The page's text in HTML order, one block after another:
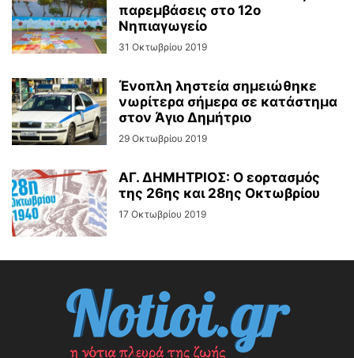
παρεμβάσεις στο 12ο
Νηπιαγωγείο
31 Οκτωβρίου 2019
Ένοπλη ληστεία σημειώθηκε
νωρίτερα σήμερα σε κατάστημα
στον Άγιο Δημήτριο
29 Οκτωβρίου 2019
ΑΓ. ΔΗΜΗΤΡΙΟΣ: Ο εορτασμός
της 26ης και 28ης Οκτωβρίου
17 Οκτωβρίου 2019